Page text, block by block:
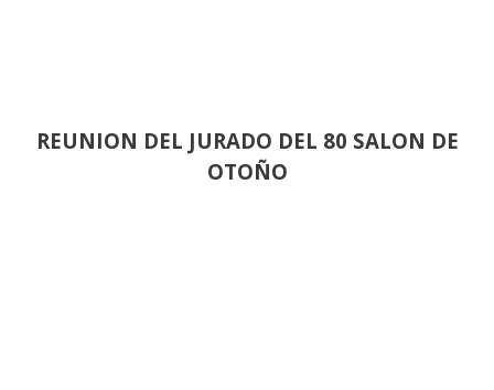
REUNION DEL JURADO DEL 80 SALON DE
OTOÑO